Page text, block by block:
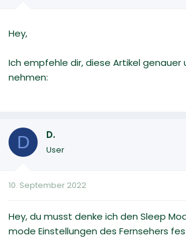
Hey,
Ich empfehle dir, diese Artikel genauer
nehmen:
D D.
User
10. September 2022
Hey, du musst denke ich den Sleep
mode Einstellungen des Fernsehers